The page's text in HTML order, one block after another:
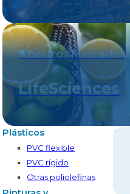
Nuestros Mercados
LifeSciences
Plásticos
PVC flexible
PVC rígido
Otras poliolefinas